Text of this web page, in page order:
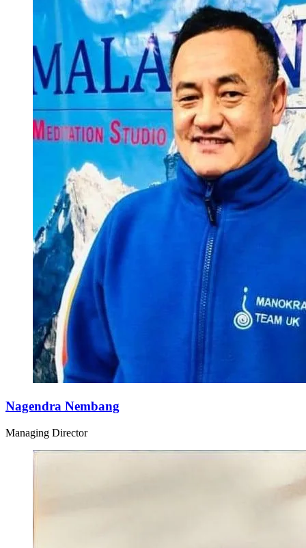
Nagendra Nembang
Managing Director